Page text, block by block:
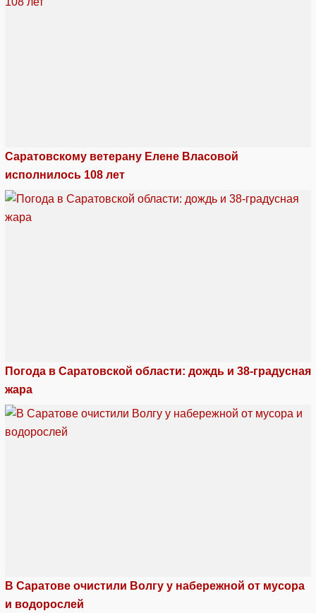
Саратовскому ветерану Елене Власовой
исполнилось 108 лет
Погода в Саратовской области: дождь и 38-градусная
жара
В Саратове очистили Волгу у набережной от мусора
и водорослей